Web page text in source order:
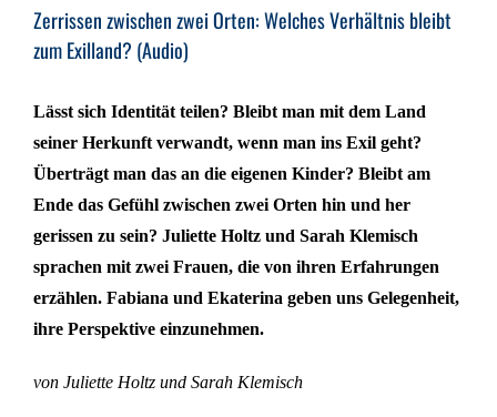
Zerrissen zwischen zwei Orten: Welches Verhältnis bleibt
zum Exilland? (Audio)
Lässt sich Identität teilen? Bleibt man mit dem Land
seiner Herkunft verwandt, wenn man ins Exil geht?
Überträgt man das an die eigenen Kinder? Bleibt am
Ende das Gefühl zwischen zwei Orten hin und her
gerissen zu sein? Juliette Holtz und Sarah Klemisch
sprachen mit zwei Frauen, die von ihren Erfahrungen
erzählen. Fabiana und Ekaterina geben uns Gelegenheit,
ihre Perspektive einzunehmen.
von Juliette Holtz und Sarah Klemisch